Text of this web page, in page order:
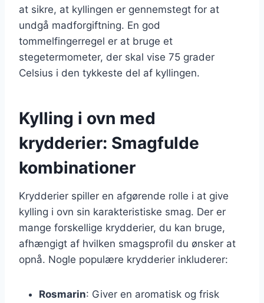
at sikre, at kyllingen er gennemstegt for at
undgå madforgiftning. En god
tommelfingerregel er at bruge et
stegetermometer, der skal vise 75 grader
Celsius i den tykkeste del af kyllingen.
Kylling i ovn med
krydderier: Smagfulde
kombinationer
Krydderier spiller en afgørende rolle i at give
kylling i ovn sin karakteristiske smag. Der er
mange forskellige krydderier, du kan bruge,
afhængigt af hvilken smagsprofil du ønsker at
opnå. Nogle populære krydderier inkluderer:
Rosmarin: Giver en aromatisk og frisk